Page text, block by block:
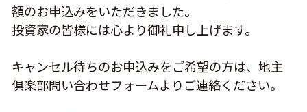
額のお申込みをいただきました。
投資家の皆様には心より御礼申し上げます。
キャンセル待ちのお申込みをご希望の方は、地主
倶楽部問い合わせフォームよりご連絡ください。